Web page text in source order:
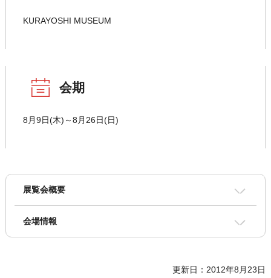
KURAYOSHI MUSEUM
会期
8月9日(木)～8月26日(日)
展覧会概要
会場情報
更新日：2012年8月23日